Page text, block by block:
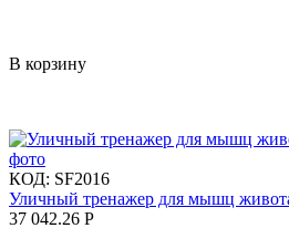
В корзину
КОД: SF2016
Уличный тренажер для мышц
37 042.26 Р